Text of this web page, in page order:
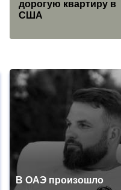
дорогую квартиру в
США
В ОАЭ произошло